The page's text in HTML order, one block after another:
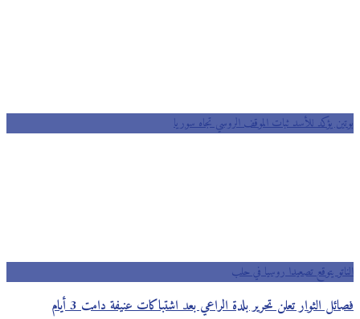
بوتين يؤكد للأسد ثبات الموقف الروسي تجاه سوريا
الناتو يتوقع تصعيدا روسيا في حلب
فصائل الثوار تعلن تحرير بلدة الراعي بعد اشتباكات عنيفة دامت 3 أيام